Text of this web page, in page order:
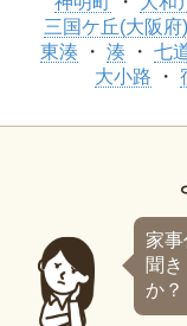
三国ケ丘(大阪府)
東湊
湊 七
大小路
家
聞
か？